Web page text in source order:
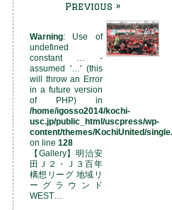
Previous »
Warning: Use of
undefined
constant … -
assumed '…' (this
will throw an Error
in a future version
of PHP) in
/home/igosso2014/kochi-
usc.jp/public_html/uscpress/wp-
content/themes/KochiUnited/
on line 128
【Gallery】明治安
田Ｊ２・Ｊ３百年
構想リーグ 地域リ
ーグラウンド
WEST…